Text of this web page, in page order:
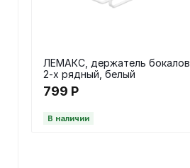
ЛЕМАКС, держатель бокалов
2-х рядный, белый
799 Р
В наличии